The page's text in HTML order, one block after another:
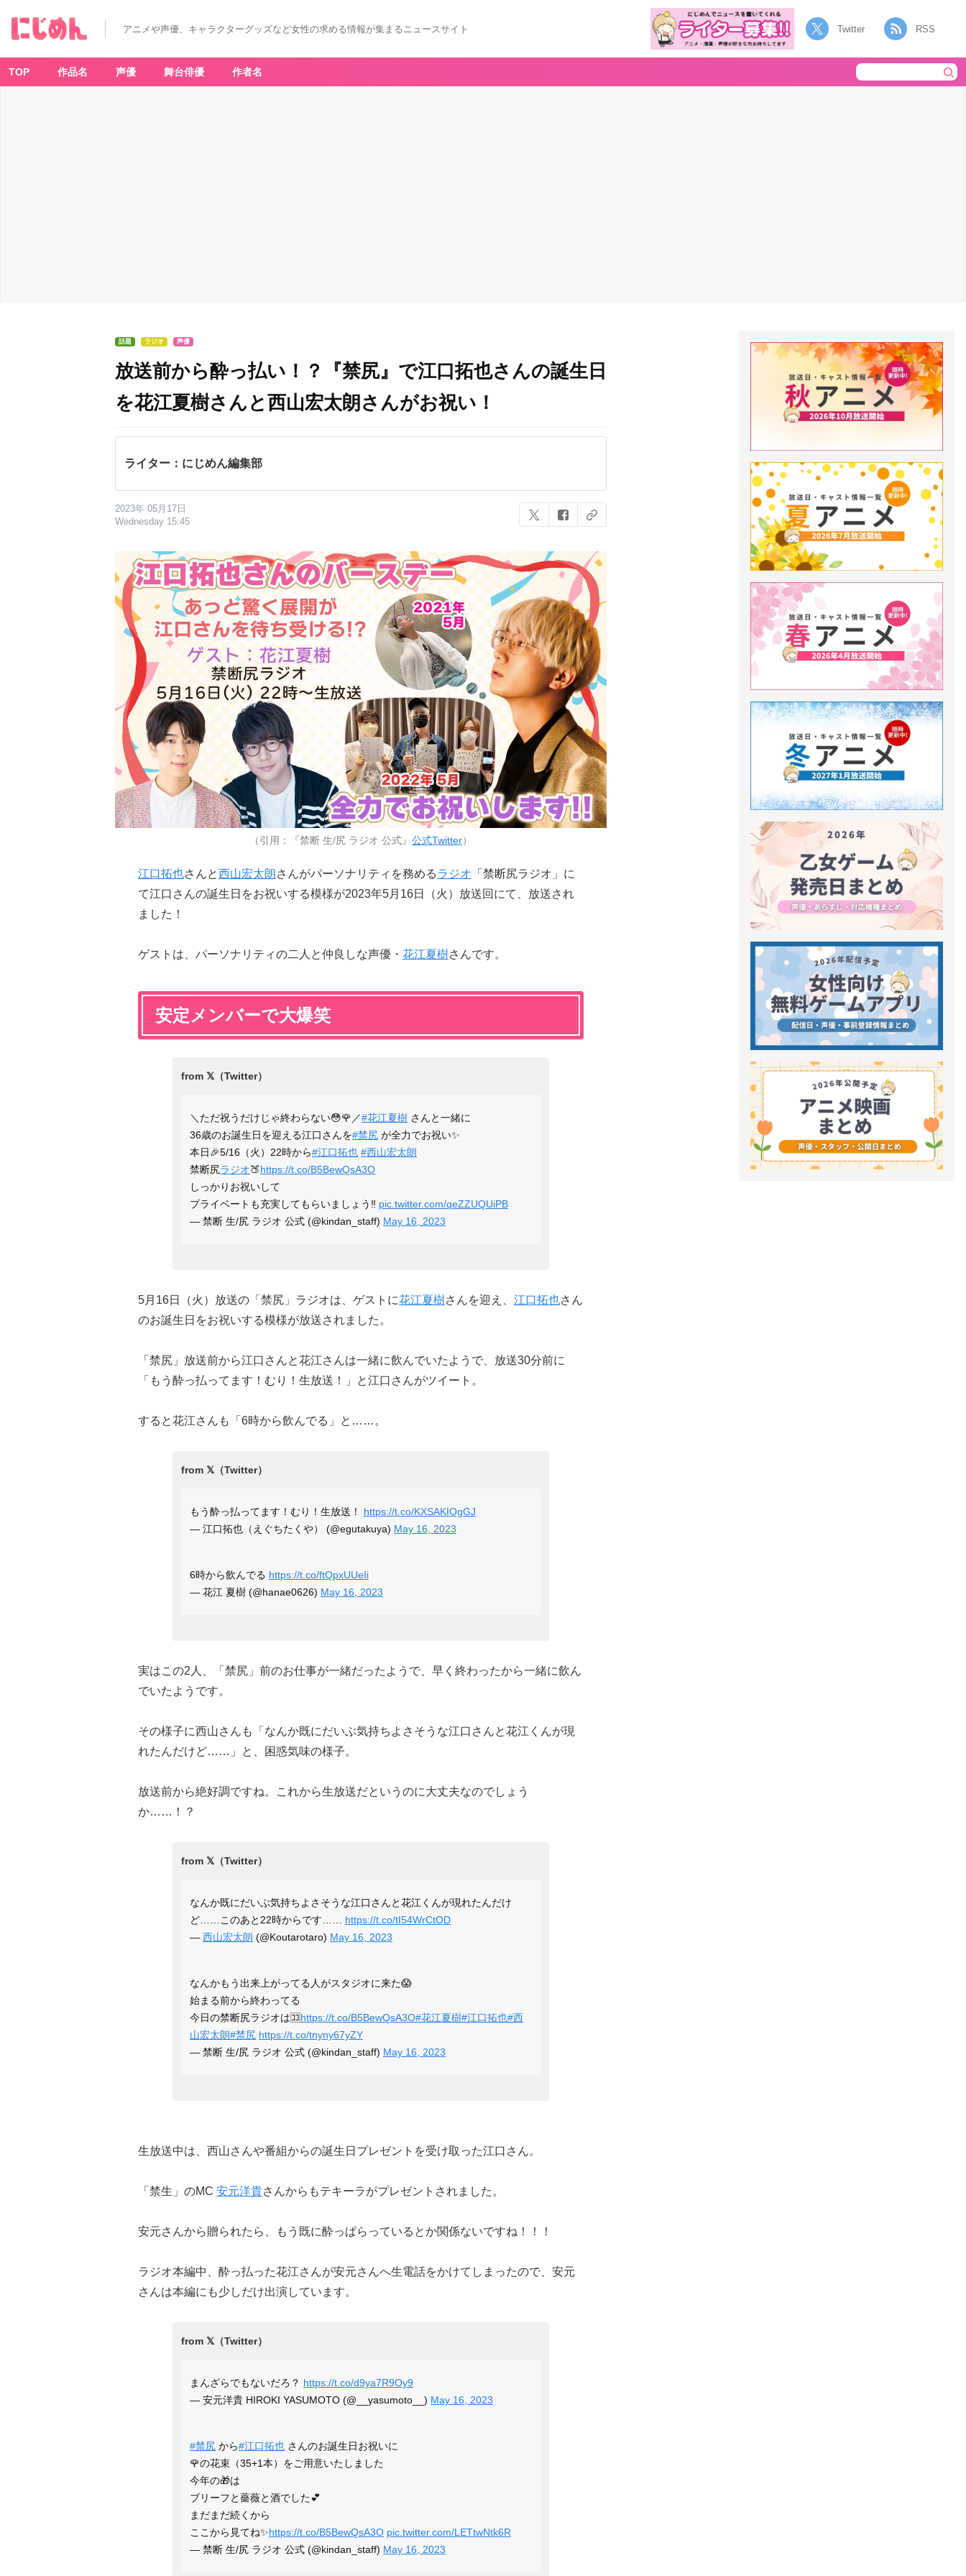
アニメや声優、キャラクターグッズなど女性の求める情報が集まるニュースサイト Twitter RSS
TOP 作品名 声優 舞台俳優 作者名
話題 ラジオ 声優
放送前から酔っ払い！？『禁尻』で江口拓也さんの誕生日
を花江夏樹さんと西山宏太朗さんがお祝い！
ライター：にじめん編集部
2023年 05月17日
Wednesday 15:45
（引用：『禁断 生/尻 ラジオ 公式』 公式Twitter）
江口拓也さんと西山宏太朗さんがパーソナリティを務めるラジオ 「禁断尻ラジオ」に
て江口さんの誕生日をお祝いする模様が2023年5月16日（火）放送回にて、放送され
ました！
ゲストは、パーソナリティの二人と仲良しな声優・ 花江夏樹さんです。
安定メンバーで大爆笑
＼ただ祝うだけじゃ終わらない😳🌹／#花江夏樹 さんと一緒に
36歳のお誕生日を迎える江口さんを#禁尻 が全力でお祝い✨
本日🎉5/16（火）22時から#江口拓也 #西山宏太朗
禁断尻ラジオ🍑https://t.co/B5BewQsA3O
しっかりお祝いして
プライベートも充実してもらいましょう‼️ pic.twitter.com/qeZZUQUiPB
— 禁断 生/尻 ラジオ 公式 (@kindan_staff) May 16, 2023
5月16日（火）放送の「禁尻」ラジオは、ゲストに花江夏樹さんを迎え、 江口拓也さん
のお誕生日をお祝いする模様が放送されました。
「禁尻」放送前から江口さんと花江さんは一緒に飲んでいたようで、放送30分前に
「もう酔っ払ってます！むり！生放送！」と江口さんがツイート。
すると花江さんも「6時から飲んでる」と……。
もう酔っ払ってます！むり！生放送！ https://t.co/KXSAKIOgGJ
— 江口拓也（えぐちたくや） (@egutakuya) May 16, 2023
6時から飲んでる https://t.co/ftQpxUUeIi
— 花江 夏樹 (@hanae0626) May 16, 2023
実はこの2人、「禁尻」前のお仕事が一緒だったようで、早く終わったから一緒に飲ん
でいたようです。
その様子に西山さんも「なんか既にだいぶ気持ちよさそうな江口さんと花江くんが現
れたんだけど……」と、困惑気味の様子。
放送前から絶好調ですね。これから生放送だというのに大丈夫なのでしょう
か……！？
なんか既にだいぶ気持ちよさそうな江口さんと花江くんが現れたんだけ
ど……このあと22時からです…… https://t.co/tI54WrCtOD
— 西山宏太朗 (@Koutarotaro) May 16, 2023
なんかもう出来上がってる人がスタジオに来た😱
始まる前から終わってる
今日の禁断尻ラジオは🈁https://t.co/B5BewQsA3O#花江夏樹#江口拓也#西
山宏太朗#禁尻 https://t.co/tnyny67yZY
— 禁断 生/尻 ラジオ 公式 (@kindan_staff) May 16, 2023
生放送中は、西山さんや番組からの誕生日プレゼントを受け取った江口さん。
「禁生」のMC 安元洋貴さんからもテキーラがプレゼントされました。
安元さんから贈られたら、もう既に酔っぱらっているとか関係ないですね！！！
ラジオ本編中、酔っ払った花江さんが安元さんへ生電話をかけてしまったので、安元
さんは本編にも少しだけ出演しています。
まんざらでもないだろ？ https://t.co/d9ya7R9Oy9
— 安元洋貴 HIROKI YASUMOTO (@__yasumoto__) May 16, 2023
#禁尻 から#江口拓也 さんのお誕生日お祝いに
🌹の花束（35+1本）をご用意いたしました
今年の🎁は
ブリーフと薔薇と酒でした💕
まだまだ続くから
ここから見てね✨https://t.co/B5BewQsA3O pic.twitter.com/LETtwNtk6R
— 禁断 生/尻 ラジオ 公式 (@kindan_staff) May 16, 2023